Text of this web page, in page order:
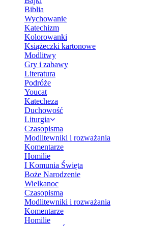
Biblia
Wychowanie
Katechizm
Kolorowanki
Książeczki kartonowe
Modlitwy
Gry i zabawy
Literatura
Podróże
Youcat
Katecheza
Duchowość
Liturgia
Czasopisma
Modlitewniki i rozważania
Komentarze
Homilie
I Komunia Święta
Boże Narodzenie
Wielkanoc
Czasopisma
Modlitewniki i rozważania
Komentarze
Homilie